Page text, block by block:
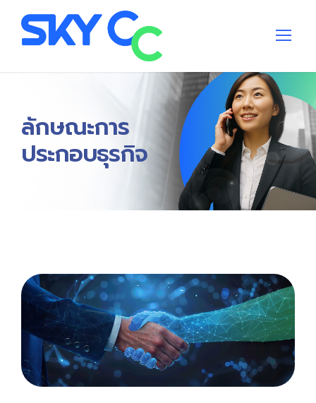
ลักษณะการ
ประกอบธุรกิจ